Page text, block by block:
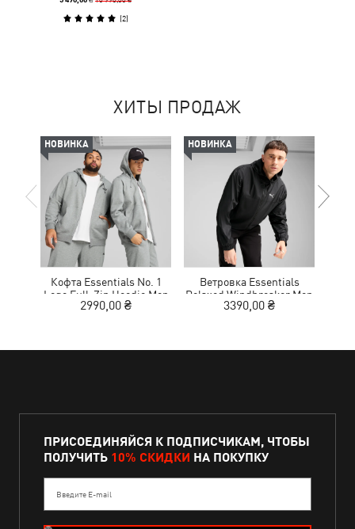
(2)
ХИТЫ ПРОДАЖ
НОВИНКА
Кофта Essentials No. 1
Logo Full-Zip Hoodie Men
2990,00 ₴
НОВИНКА
Ветровка Essentials
Relaxed Windbreaker Men
3390,00 ₴
ПРИСОЕДИНЯЙСЯ К ПОДПИСЧИКАМ, ЧТОБЫ
ПОЛУЧИТЬ 10% СКИДКИ НА ПОКУПКУ
Введите E-mail